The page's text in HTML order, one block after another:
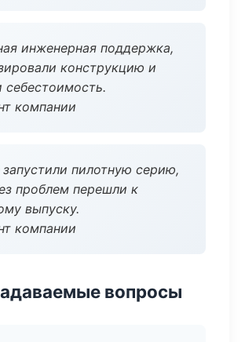
инженерная поддержка,
конструкцию и
себестоимость.
компании
пилотную серию,
проблем перешли к
выпуску.
компании
вопросы